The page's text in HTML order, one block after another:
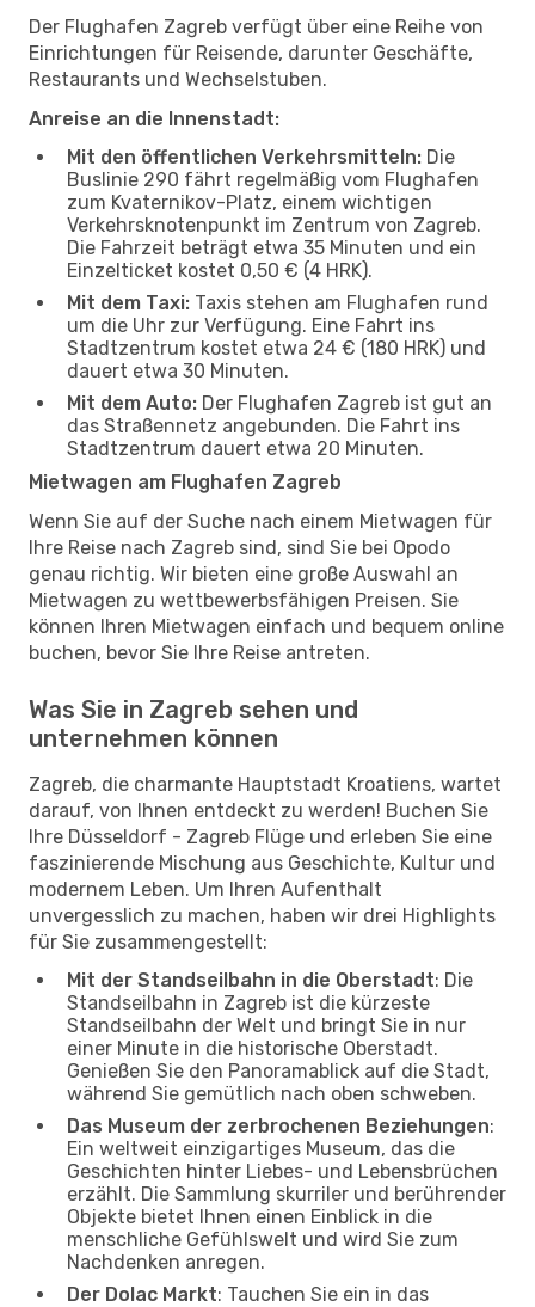
Der Flughafen Zagreb verfügt über eine Reihe von
Einrichtungen für Reisende, darunter Geschäfte,
Restaurants und Wechselstuben.
Anreise an die Innenstadt:
Mit den öffentlichen Verkehrsmitteln: Die
Buslinie 290 fährt regelmäßig vom Flughafen
zum Kvaternikov-Platz, einem wichtigen
Verkehrsknotenpunkt im Zentrum von Zagreb.
Die Fahrzeit beträgt etwa 35 Minuten und ein
Einzelticket kostet 0,50 € (4 HRK).
Mit dem Taxi: Taxis stehen am Flughafen rund
um die Uhr zur Verfügung. Eine Fahrt ins
Stadtzentrum kostet etwa 24 € (180 HRK) und
dauert etwa 30 Minuten.
Mit dem Auto: Der Flughafen Zagreb ist gut an
das Straßennetz angebunden. Die Fahrt ins
Stadtzentrum dauert etwa 20 Minuten.
Mietwagen am Flughafen Zagreb
Wenn Sie auf der Suche nach einem Mietwagen für
Ihre Reise nach Zagreb sind, sind Sie bei Opodo
genau richtig. Wir bieten eine große Auswahl an
Mietwagen zu wettbewerbsfähigen Preisen. Sie
können Ihren Mietwagen einfach und bequem online
buchen, bevor Sie Ihre Reise antreten.
Was Sie in Zagreb sehen und
unternehmen können
Zagreb, die charmante Hauptstadt Kroatiens, wartet
darauf, von Ihnen entdeckt zu werden! Buchen Sie
Ihre Düsseldorf - Zagreb Flüge und erleben Sie eine
faszinierende Mischung aus Geschichte, Kultur und
modernem Leben. Um Ihren Aufenthalt
unvergesslich zu machen, haben wir drei Highlights
für Sie zusammengestellt:
Mit der Standseilbahn in die Oberstadt: Die
Standseilbahn in Zagreb ist die kürzeste
Standseilbahn der Welt und bringt Sie in nur
einer Minute in die historische Oberstadt.
Genießen Sie den Panoramablick auf die Stadt,
während Sie gemütlich nach oben schweben.
Das Museum der zerbrochenen Beziehungen:
Ein weltweit einzigartiges Museum, das die
Geschichten hinter Liebes- und Lebensbrüchen
erzählt. Die Sammlung skurriler und berührender
Objekte bietet Ihnen einen Einblick in die
menschliche Gefühlswelt und wird Sie zum
Nachdenken anregen.
Der Dolac Markt: Tauchen Sie ein in das